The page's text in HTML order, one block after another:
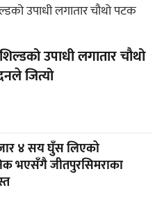
उपाधी लगातार चौथो
जित्यो
४ सय घुँस लिएको
भएसँगै जीतपुरसिमराका